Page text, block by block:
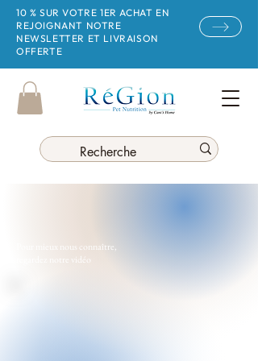
10 % SUR VOTRE 1ER ACHAT EN
REJOIGNANT NOTRE
NEWSLETTER ET LIVRAISON
OFFERTE
Pour mieux nous connaître,
regardez notre vidéo